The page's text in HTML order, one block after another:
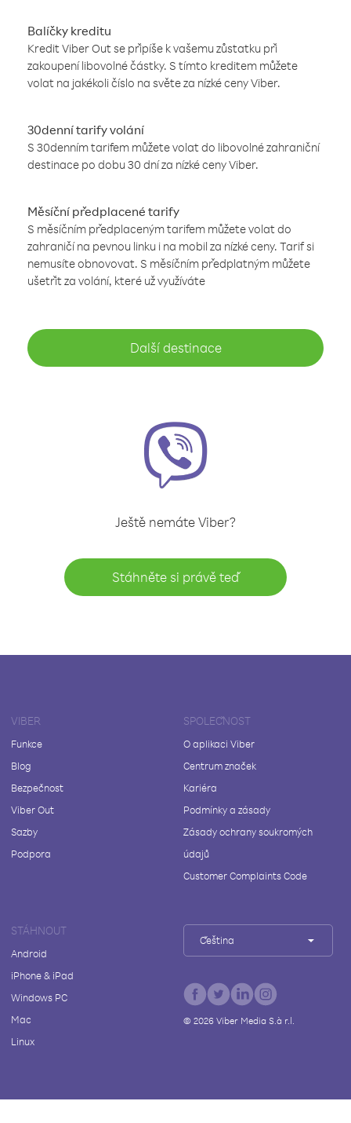
Balíčky kreditu
Kredit Viber Out se připíše k vašemu zůstatku při
zakoupení libovolné částky. S tímto kreditem můžete
volat na jakékoli číslo na světe za nízké ceny Viber.
30denní tarify volání
S 30denním tarifem můžete volat do libovolné zahraniční
destinace po dobu 30 dní za nízké ceny Viber.
Měsíční předplacené tarify
S měsíčním předplaceným tarifem můžete volat do
zahraničí na pevnou linku i na mobil za nízké ceny. Tarif si
nemusíte obnovovat. S měsíčním předplatným můžete
ušetřit za volání, které už využíváte
Další destinace
Ještě nemáte Viber?
Stáhněte si právě teď
VIBER
Funkce
Blog
Bezpečnost
Viber Out
Sazby
Podpora
SPOLEČNOST
O aplikaci Viber
Centrum značek
Kariéra
Podmínky a zásady
Zásady ochrany soukromých
údajů
Customer Complaints Code
STÁHNOUT
Android
iPhone & iPad
Windows PC
Mac
Linux
Čeština
© 2026Viber Media S.à r.l.